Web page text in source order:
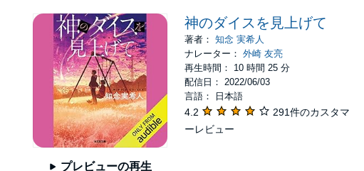
プレビューの再生
神のダイスを見上げて
著者：知念 実希人
ナレーター：外崎 友亮
再生時間： 10 時間 25 分
配信日： 2022/06/03
言語： 日本語
4.2
291件のカスタマ
ーレビュー